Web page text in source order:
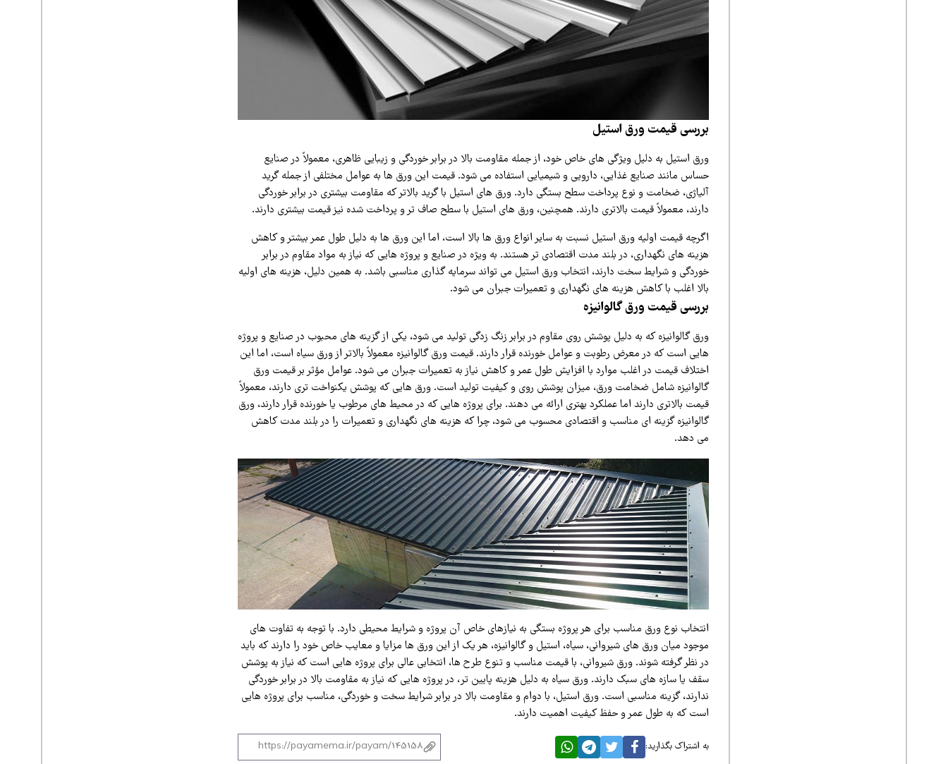
بررسی قیمت ورق استیل
ورق استیل به دلیل ویژگی‌ های خاص خود، از جمله مقاومت بالا در برابر خوردگی و زیبایی ظاهری، معمولاً در صنایع
حساس مانند صنایع غذایی، دارویی و شیمیایی استفاده می‌ شود. قیمت این ورق‌ ها به عوامل مختلفی از جمله گرید
آلیاژی، ضخامت و نوع پرداخت سطح بستگی دارد. ورق‌ های استیل با گرید بالاتر که مقاومت بیشتری در برابر خوردگی
دارند، معمولاً قیمت بالاتری دارند. همچنین، ورق‌ های استیل با سطح صاف‌ تر و پرداخت‌ شده نیز قیمت بیشتری دارند.
اگرچه قیمت اولیه ورق استیل نسبت به سایر انواع ورق‌ ها بالا است، اما این ورق‌ ها به دلیل طول عمر بیشتر و کاهش
هزینه‌ های نگهداری، در بلند مدت اقتصادی‌ تر هستند. به ویژه در صنایع و پروژه‌ هایی که نیاز به مواد مقاوم در برابر
خوردگی و شرایط سخت دارند، انتخاب ورق استیل می‌ تواند سرمایه‌ گذاری مناسبی باشد. به همین دلیل، هزینه‌ های اولیه
بالا اغلب با کاهش هزینه‌ های نگهداری و تعمیرات جبران می‌ شود.
بررسی قیمت ورق گالوانیزه
ورق گالوانیزه که به دلیل پوشش روی مقاوم در برابر زنگ‌ زدگی تولید می‌ شود، یکی از گزینه‌ های محبوب در صنایع و پروژه‌
هایی است که در معرض رطوبت و عوامل خورنده قرار دارند. قیمت ورق گالوانیزه معمولاً بالاتر از ورق سیاه است، اما این
اختلاف قیمت در اغلب موارد با افزایش طول عمر و کاهش نیاز به تعمیرات جبران می‌ شود. عوامل مؤثر بر قیمت ورق
گالوانیزه شامل ضخامت ورق، میزان پوشش روی و کیفیت تولید است. ورق‌ هایی که پوشش یکنواخت‌ تری دارند، معمولاً
قیمت بالاتری دارند اما عملکرد بهتری ارائه می‌ دهند. برای پروژه‌ هایی که در محیط‌ های مرطوب یا خورنده قرار دارند، ورق
گالوانیزه گزینه‌ ای مناسب و اقتصادی محسوب می‌ شود، چرا که هزینه‌ های نگهداری و تعمیرات را در بلند مدت کاهش
می‌ دهد.
انتخاب نوع ورق مناسب برای هر پروژه بستگی به نیازهای خاص آن پروژه و شرایط محیطی دارد. با توجه به تفاوت‌ های
موجود میان ورق‌ های شیروانی، سیاه، استیل و گالوانیزه، هر یک از این ورق‌ ها مزایا و معایب خاص خود را دارند که باید
در نظر گرفته شوند. ورق شیروانی، با قیمت مناسب و تنوع طرح‌ ها، انتخابی عالی برای پروژه‌ هایی است که نیاز به پوشش
سقف یا سازه‌ های سبک دارند. ورق سیاه به دلیل هزینه پایین‌ تر، در پروژه‌ هایی که نیاز به مقاومت بالا در برابر خوردگی
ندارند، گزینه مناسبی است. ورق استیل، با دوام و مقاومت بالا در برابر شرایط سخت و خوردگی، مناسب برای پروژه‌ هایی
است که به طول عمر و حفظ کیفیت اهمیت دارند.
به اشتراک بگذارید: